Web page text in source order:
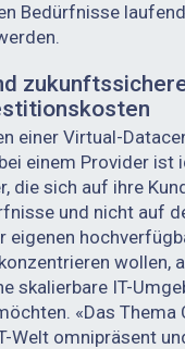
Bedürfnisse
einer Virtual-
einem Provider ist
die sich auf ihre
und nicht auf
eigenen
wollen,
skalierbare IT-
«Das Thema
Welt omnipräsent